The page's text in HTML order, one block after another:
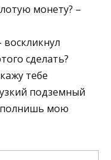
монету? –
сделать?
тебе
подземный
мою